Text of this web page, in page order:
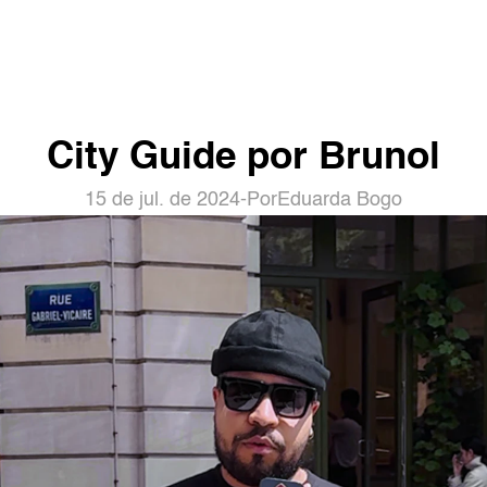
City Guide por Brunol
15 de jul. de 2024- PorEduarda Bogo